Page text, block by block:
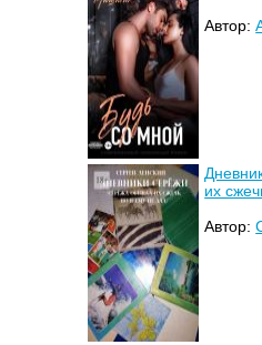
Автор:
их
Автор: